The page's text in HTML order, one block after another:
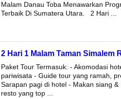
Malam Danau Toba Menawarkan
Terbaik Di Sumatera Utara. 2 Hari ...
2 Hari 1 Malam Taman Simalem
Paket Tour Termasuk: - Akomodasi
pariwisata - Guide tour yang ramah,
Sarapan pagi di hotel - Makan siang
resto yang top ...